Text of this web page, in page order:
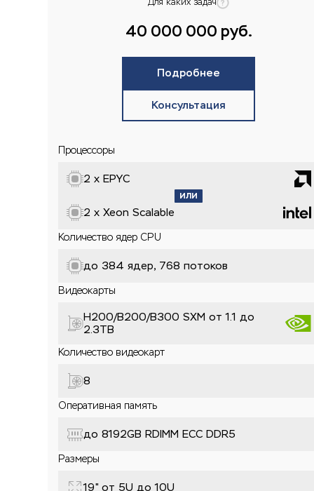
40 000 000 руб.
Подробнее
Консультация
Процессоры
2 x EPYC
2 x Xeon Scalable
Количество ядер CPU
до 384 ядер, 768 потоков
Видеокарты
H200/B200/B300 SXM от 1.1 до
2.3TB
Количество видеокарт
8
Оперативная память
до 8192GB RDIMM ECC DDR5
Размеры
19" от 5U до 10U